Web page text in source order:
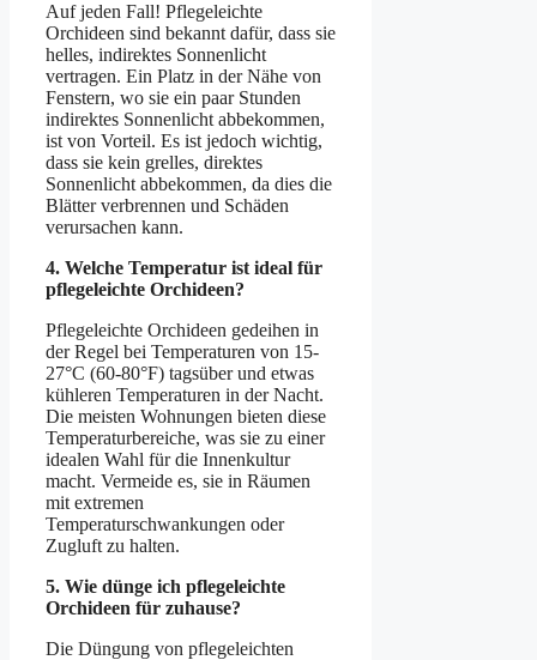
Auf jeden Fall! Pflegeleichte
Orchideen sind bekannt dafür, dass sie
helles, indirektes Sonnenlicht
vertragen. Ein Platz in der Nähe von
Fenstern, wo sie ein paar Stunden
indirektes Sonnenlicht abbekommen,
ist von Vorteil. Es ist jedoch wichtig,
dass sie kein grelles, direktes
Sonnenlicht abbekommen, da dies die
Blätter verbrennen und Schäden
verursachen kann.
4. Welche Temperatur ist ideal für
pflegeleichte Orchideen?
Pflegeleichte Orchideen gedeihen in
der Regel bei Temperaturen von 15-
27°C (60-80°F) tagsüber und etwas
kühleren Temperaturen in der Nacht.
Die meisten Wohnungen bieten diese
Temperaturbereiche, was sie zu einer
idealen Wahl für die Innenkultur
macht. Vermeide es, sie in Räumen
mit extremen
Temperaturschwankungen oder
Zugluft zu halten.
5. Wie dünge ich pflegeleichte
Orchideen für zuhause?
Die Düngung von pflegeleichten